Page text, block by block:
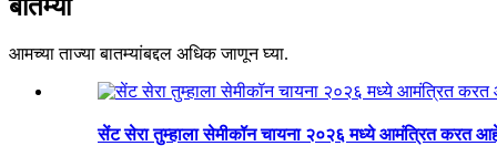
बातम्या
आमच्या ताज्या बातम्यांबद्दल अधिक जाणून घ्या.
सेंट सेरा तुम्हाला सेमीकॉन चायना २०२६ मध्ये आमंत्रित करत